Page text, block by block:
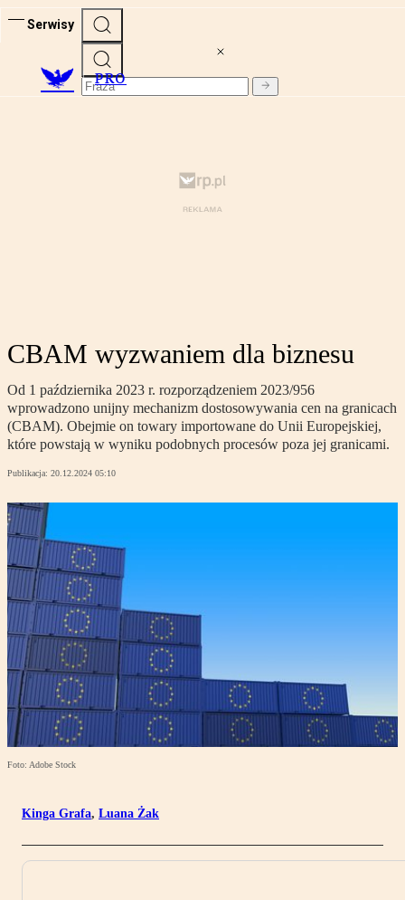
Serwisy
PRO
CBAM wyzwaniem dla biznesu
Od 1 października 2023 r. rozporządzeniem 2023/956
wprowadzono unijny mechanizm dostosowywania cen na granicach
(CBAM). Obejmie on towary importowane do Unii Europejskiej,
które powstają w wyniku podobnych procesów poza jej granicami.
Publikacja: 20.12.2024 05:10
Foto: Adobe Stock
Kinga Grafa, Luana Żak